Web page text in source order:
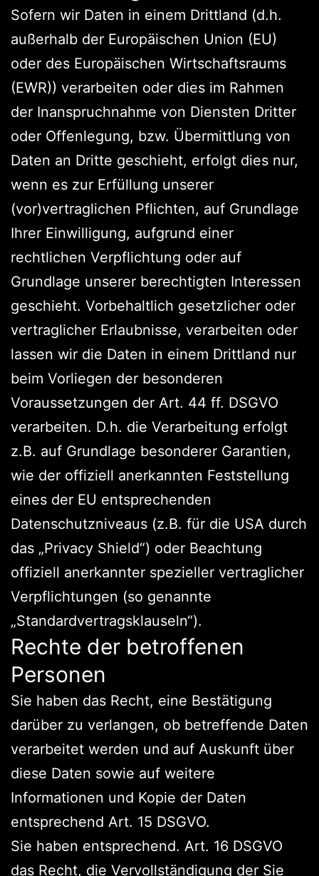
Sofern wir Daten in einem Drittland (d.h.
außerhalb der Europäischen Union (EU)
oder des Europäischen Wirtschaftsraums
(EWR)) verarbeiten oder dies im Rahmen
der Inanspruchnahme von Diensten Dritter
oder Offenlegung, bzw. Übermittlung von
Daten an Dritte geschieht, erfolgt dies nur,
wenn es zur Erfüllung unserer
(vor)vertraglichen Pflichten, auf Grundlage
Ihrer Einwilligung, aufgrund einer
rechtlichen Verpflichtung oder auf
Grundlage unserer berechtigten Interessen
geschieht. Vorbehaltlich gesetzlicher oder
vertraglicher Erlaubnisse, verarbeiten oder
lassen wir die Daten in einem Drittland nur
beim Vorliegen der besonderen
Voraussetzungen der Art. 44 ff. DSGVO
verarbeiten. D.h. die Verarbeitung erfolgt
z.B. auf Grundlage besonderer Garantien,
wie der offiziell anerkannten Feststellung
eines der EU entsprechenden
Datenschutzniveaus (z.B. für die USA durch
das „Privacy Shield“) oder Beachtung
offiziell anerkannter spezieller vertraglicher
Verpflichtungen (so genannte
„Standardvertragsklauseln“).
Rechte der betroffenen
Personen
Sie haben das Recht, eine Bestätigung
darüber zu verlangen, ob betreffende Daten
verarbeitet werden und auf Auskunft über
diese Daten sowie auf weitere
Informationen und Kopie der Daten
entsprechend Art. 15 DSGVO.
Sie haben entsprechend. Art. 16 DSGVO
das Recht, die Vervollständigung der Sie